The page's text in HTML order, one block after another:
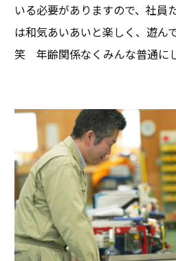
いる必要がありますので、社員
は和気あいあいと楽しく、遊ん
笑 年齢関係なくみんな普通に